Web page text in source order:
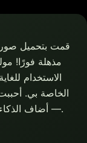
قمت بتحميل
مذهلة فورًا!
الاستخدام
الخاصة بي.
— أضاف الذكاء الاصطناعي جميع العناصر الاحتفالية تلقائيًا.